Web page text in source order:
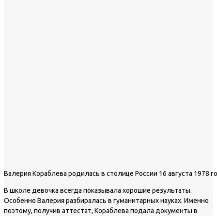
Валерия Кораблева родилась в столице России 16 августа 1978
В школе девочка всегда показывала хорошие результаты.
Особенно Валерия разбиралась в гуманитарных науках. Именно
поэтому, получив аттестат, Кораблева подала документы в